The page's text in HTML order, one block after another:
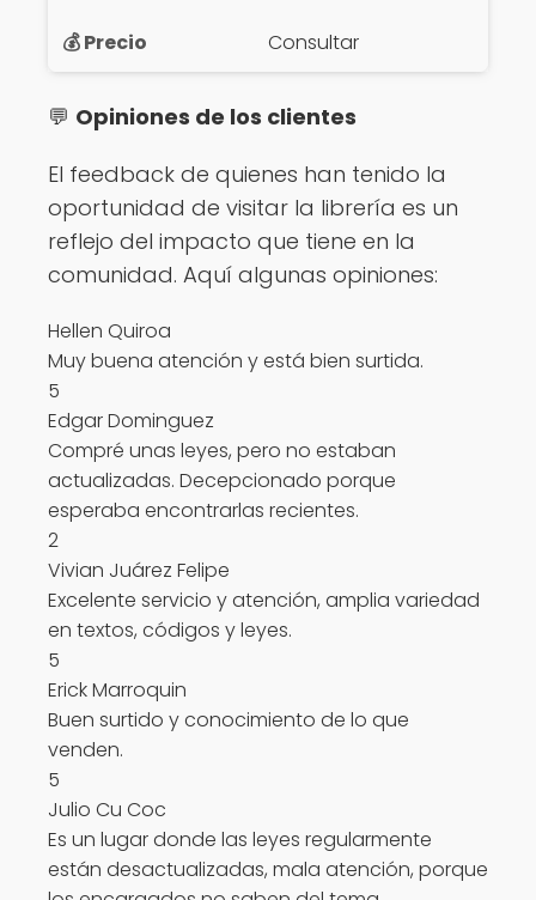
Consultar
💬 Opiniones de los clientes
El feedback de quienes han tenido la
oportunidad de visitar la librería es un
reflejo del impacto que tiene en la
comunidad. Aquí algunas opiniones:
Hellen Quiroa
Muy buena atención y está bien surtida.
5
Edgar Dominguez
Compré unas leyes, pero no estaban
actualizadas. Decepcionado porque
esperaba encontrarlas recientes.
2
Vivian Juárez Felipe
Excelente servicio y atención, amplia variedad
en textos, códigos y leyes.
5
Erick Marroquin
Buen surtido y conocimiento de lo que
venden.
5
Julio Cu Coc
Es un lugar donde las leyes regularmente
están desactualizadas, mala atención, porque